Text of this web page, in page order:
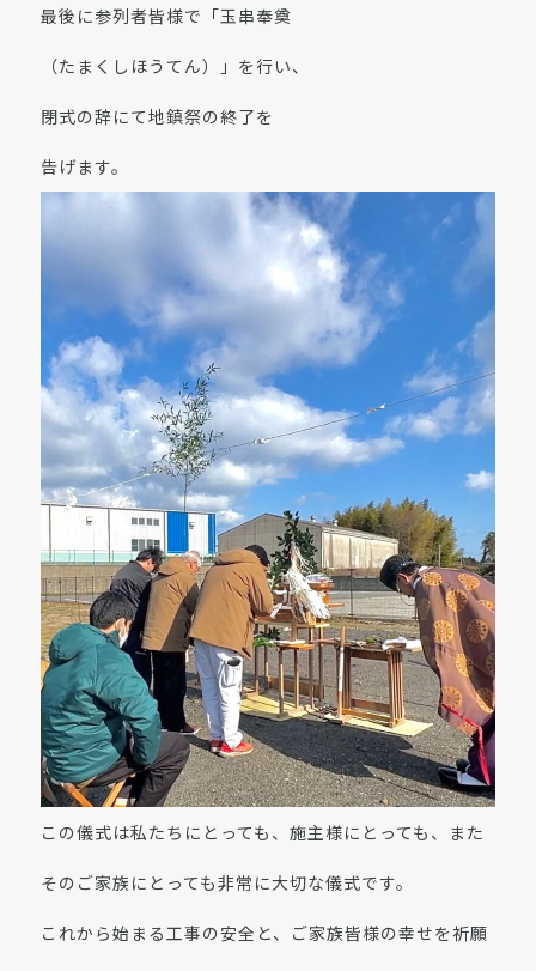
最後に参列者皆様で「玉串奉奠
（たまくしほうてん）」を行い、
閉式の辞にて地鎮祭の終了を
告げます。
この儀式は私たちにとっても、施主様にとっても、また
そのご家族にとっても非常に大切な儀式です。
これから始まる工事の安全と、ご家族皆様の幸せを祈願